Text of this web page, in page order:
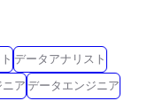
データアナリスト
ア データエンジニア